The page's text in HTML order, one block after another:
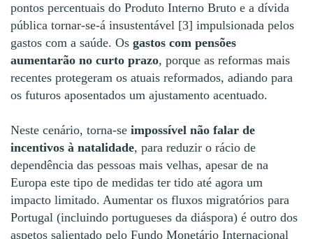
pontos percentuais do Produto Interno Bruto e a dívida
pública tornar-se-á insustentável [3] impulsionada pelos
gastos com a saúde. Os gastos com pensões
aumentarão no curto prazo, porque as reformas mais
recentes protegeram os atuais reformados, adiando para
os futuros aposentados um ajustamento acentuado.
Neste cenário, torna-se impossível não falar de
incentivos à natalidade, para reduzir o rácio de
dependência das pessoas mais velhas, apesar de na
Europa este tipo de medidas ter tido até agora um
impacto limitado. Aumentar os fluxos migratórios para
Portugal (incluindo portugueses da diáspora) é outro dos
aspetos salientado pelo Fundo Monetário Internacional